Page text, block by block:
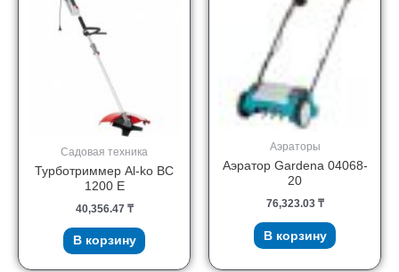
Садовая техника
Турботриммер Al-ko BC
1200 Е
40,356.47 ₸
В корзину
Аэраторы
Аэратор Gardena 04068-
20
76,323.03 ₸
В корзину